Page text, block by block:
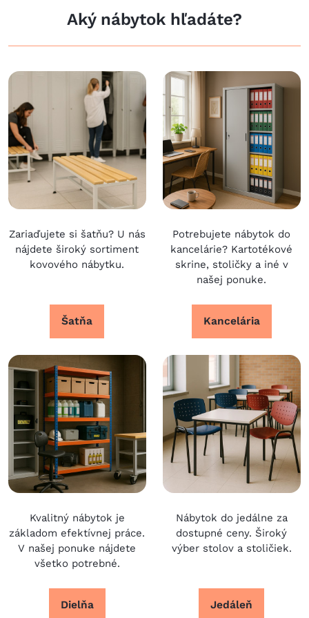
Aký nábytok hľadáte?
Zariaďujete si šatňu? U nás
nájdete široký sortiment
kovového nábytku.
Šatňa
Potrebujete nábytok do
kancelárie? Kartotékové
skrine, stoličky a iné v
našej ponuke.
Kancelária
Kvalitný nábytok je
základom efektívnej práce.
V našej ponuke nájdete
všetko potrebné.
Dielňa
Nábytok do jedálne za
dostupné ceny. Široký
výber stolov a stoličiek.
Jedáleň